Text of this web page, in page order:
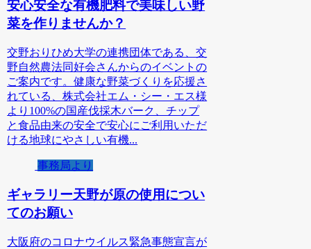
安心安全な有機肥料で美味しい野
菜を作りませんか？
交野おりひめ大学の連携団体である、交
野自然農法同好会さんからのイベントの
ご案内です。健康な野菜づくりを応援さ
れている、株式会社エム・シー・エス様
より100%の国産伐採木バーク、チップ
と食品由来の安全で安心にご利用いただ
ける地球にやさしい有機...
事務局より
ギャラリー天野が原の使用につい
てのお願い
大阪府のコロナウイルス緊急事態宣言が